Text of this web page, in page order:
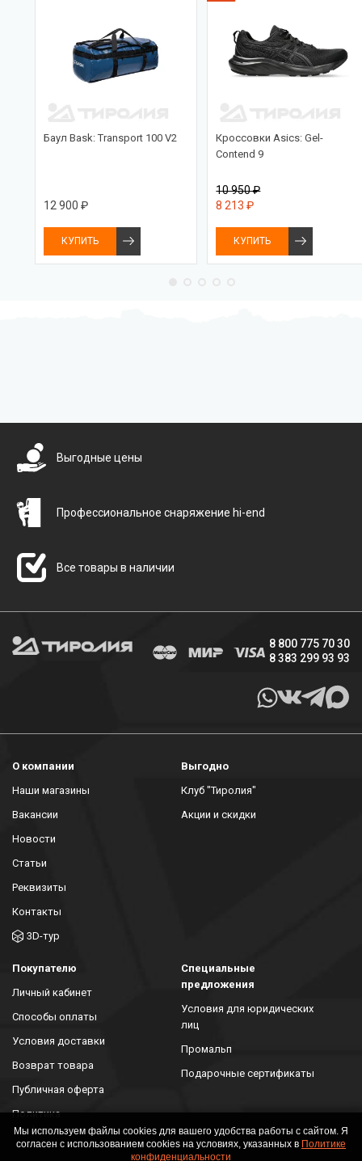
Баул Bask: Transport 100 V2
12 900 ₽
КУПИТЬ
Кроссовки Asics: Gel-
Contend 9
10 950 ₽
8 213 ₽
КУПИТЬ
Выгодные цены
Профессиональное снаряжение hi-end
Все товары в наличии
8 800 775 70 30
8 383 299 93 93
О компании
Наши магазины
Вакансии
Новости
Статьи
Реквизиты
Контакты
3D-тур
Выгодно
Клуб "Тиролия"
Акции и скидки
Покупателю
Личный кабинет
Способы оплаты
Условия доставки
Возврат товара
Публичная оферта
Политика
конфиденциальности
Специальные
предложения
Условия для юридических
лиц
Промальп
Подарочные сертификаты
Мы используем файлы cookies для вашего удобства работы с сайтом. Я
согласен с использованием cookies на условиях, указанных в Политике
конфиденциальности